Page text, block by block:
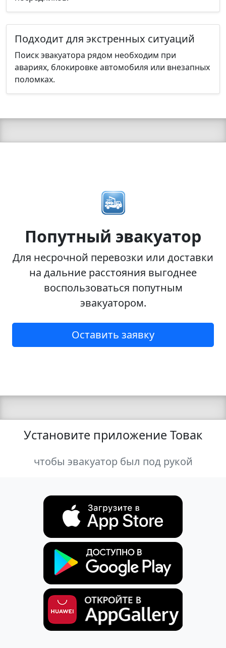
Подходит для экстренных ситуаций
Поиск эвакуатора рядом необходим при
авариях, блокировке автомобиля или внезапных
поломках.
Попутный эвакуатор
Для несрочной перевозки или доставки
на дальние расстояния выгоднее
воспользоваться попутным
эвакуатором.
Оставить заявку
Установите приложение Товак
чтобы эвакуатор был под рукой